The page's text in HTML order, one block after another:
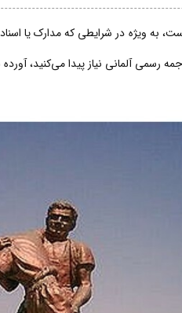
به ویژه در شرایطی که مدارک یا
رسمی آلمانی نیاز پیدا می‌کنید،